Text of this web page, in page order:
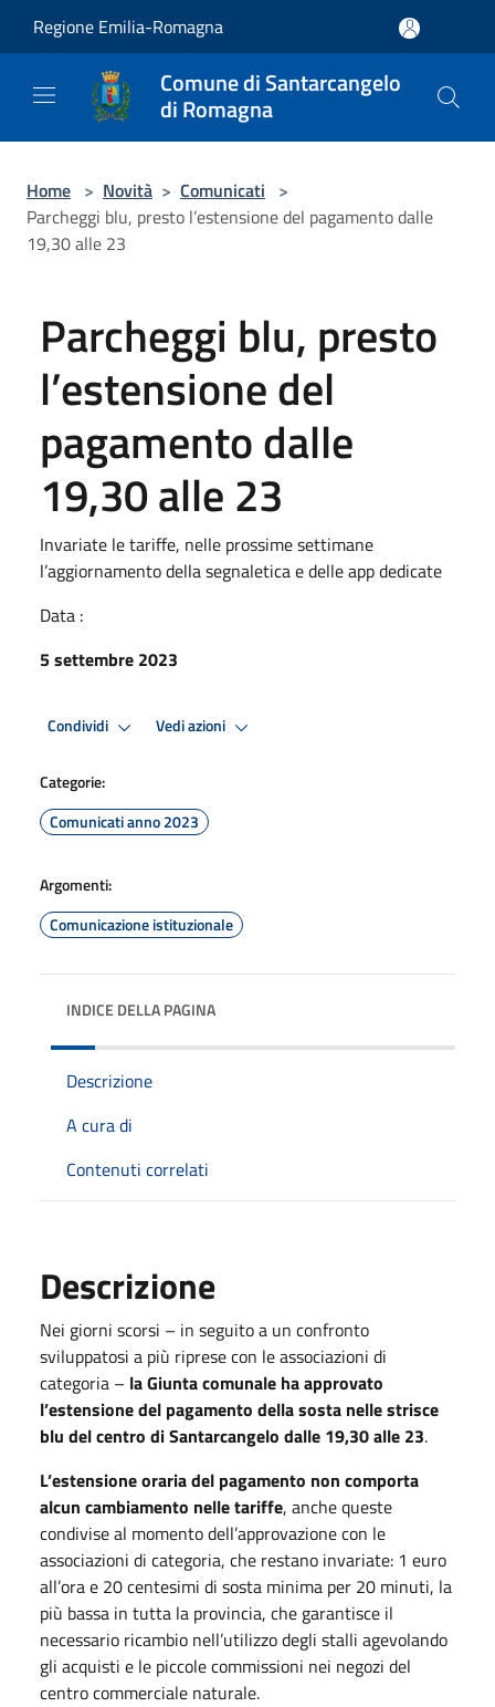
Regione Emilia-Romagna
Comune di Santarcangelo
di Romagna
Home > Novità > Comunicati >
Parcheggi blu, presto l’estensione del pagamento dalle
19,30 alle 23
Parcheggi blu, presto
l’estensione del
pagamento dalle
19,30 alle 23
Invariate le tariffe, nelle prossime settimane
l’aggiornamento della segnaletica e delle app dedicate
Data :
5 settembre 2023
Condividi Vedi azioni
Categorie:
Comunicati anno 2023
Argomenti:
Comunicazione istituzionale
INDICE DELLA PAGINA
Descrizione
A cura di
Contenuti correlati
Descrizione
Nei giorni scorsi – in seguito a un confronto
sviluppatosi a più riprese con le associazioni di
categoria – la Giunta comunale ha approvato
l’estensione del pagamento della sosta nelle strisce
blu del centro di Santarcangelo dalle 19,30 alle 23.
L’estensione oraria del pagamento non comporta
alcun cambiamento nelle tariffe, anche queste
condivise al momento dell’approvazione con le
associazioni di categoria, che restano invariate: 1 euro
all’ora e 20 centesimi di sosta minima per 20 minuti, la
più bassa in tutta la provincia, che garantisce il
necessario ricambio nell’utilizzo degli stalli agevolando
gli acquisti e le piccole commissioni nei negozi del
centro commerciale naturale.